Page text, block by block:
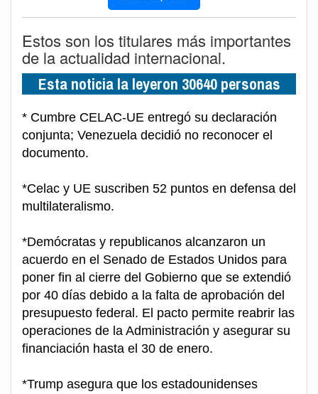
Estos son los titulares más importantes
de la actualidad internacional.
Esta noticia la leyeron 30640 personas
* Cumbre CELAC-UE entregó su declaración
conjunta; Venezuela decidió no reconocer el
documento.
*Celac y UE suscriben 52 puntos en defensa del
multilateralismo.
*Demócratas y republicanos alcanzaron un
acuerdo en el Senado de Estados Unidos para
poner fin al cierre del Gobierno que se extendió
por 40 días debido a la falta de aprobación del
presupuesto federal. El pacto permite reabrir las
operaciones de la Administración y asegurar su
financiación hasta el 30 de enero.
*Trump asegura que los estadounidenses